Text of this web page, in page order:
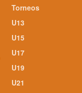
Torneos
U13
U15
U17
U19
U21